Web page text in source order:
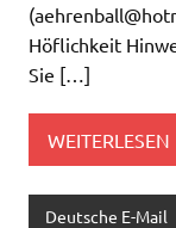
(
Höflichkeit
Sie […]
WEITERLESEN
Deutsche E-Mail